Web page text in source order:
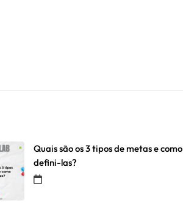
Quais são os 3 tipos de metas e como
defini-las?